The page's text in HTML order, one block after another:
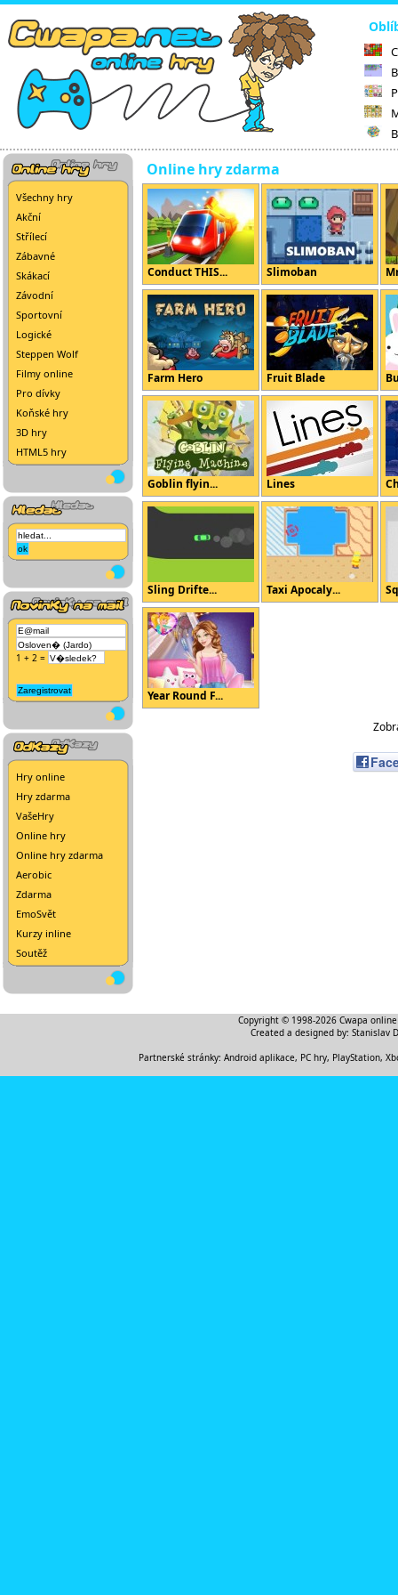
Všechny hry
Akční
Střílecí
Zábavné
Skákací
Závodní
Sportovní
Logické
Steppen Wolf
Filmy online
Pro dívky
Koňské hry
3D hry
HTML5 hry
1 + 2 =
Hry online
Hry zdarma
VašeHry
Online hry
Online hry zdarma
Aerobic
Zdarma
EmoSvět
Kurzy inline
Soutěž
Online hry zdarma
Conduct THIS... Slimoban
Farm Hero Fruit Blade
Goblin flyin... Lines
Sling Drifte... Taxi Apocaly...
Year Round F...
Copyright © 1998-2026 Cwapa
Created a designed by: Stanislav
Partnerské stránky: Android aplikace, PC hry, PlayStation,